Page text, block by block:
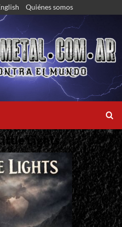
Quiénes somos
Lights